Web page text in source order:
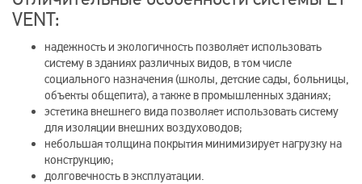
VENT:
надежность и экологичность позволяет использовать
систему в зданиях различных видов, в том числе
социального назначения (школы, детские сады, больницы,
объекты общепита), а также в промышленных зданиях;
эстетика внешнего вида позволяет использовать систему
для изоляции внешних воздуховодов;
небольшая толщина покрытия минимизирует нагрузку на
конструкцию;
долговечность в эксплуатации.